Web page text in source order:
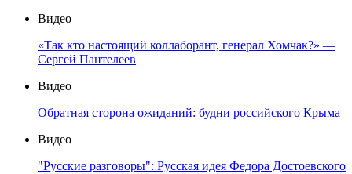
Видео
«Так кто настоящий коллаборант, генерал Хомчак?» —
Сергей Пантелеев
Видео
Обратная сторона ожиданий: будни российского Крыма
Видео
"Русские разговоры": Русская идея Федора Достоевского